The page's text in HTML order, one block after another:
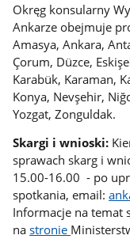
Okręg konsularny
Ankarze obejmuje
Amasya, Ankara,
Çorum, Düzce,
Karabük, Karaman,
Konya, Nevşehir,
Yozgat, Zonguldak.
Skargi i wnioski:
sprawach skarg i
15.00-16.00 - po
spotkania, email:
Informacje na temat
nastronie